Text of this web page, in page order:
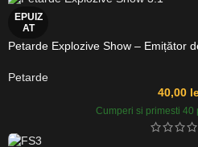
EPUIZ
AT
Petarde Explozive Show – Emițător
Petarde
40,00
Cumperi si primesti 40